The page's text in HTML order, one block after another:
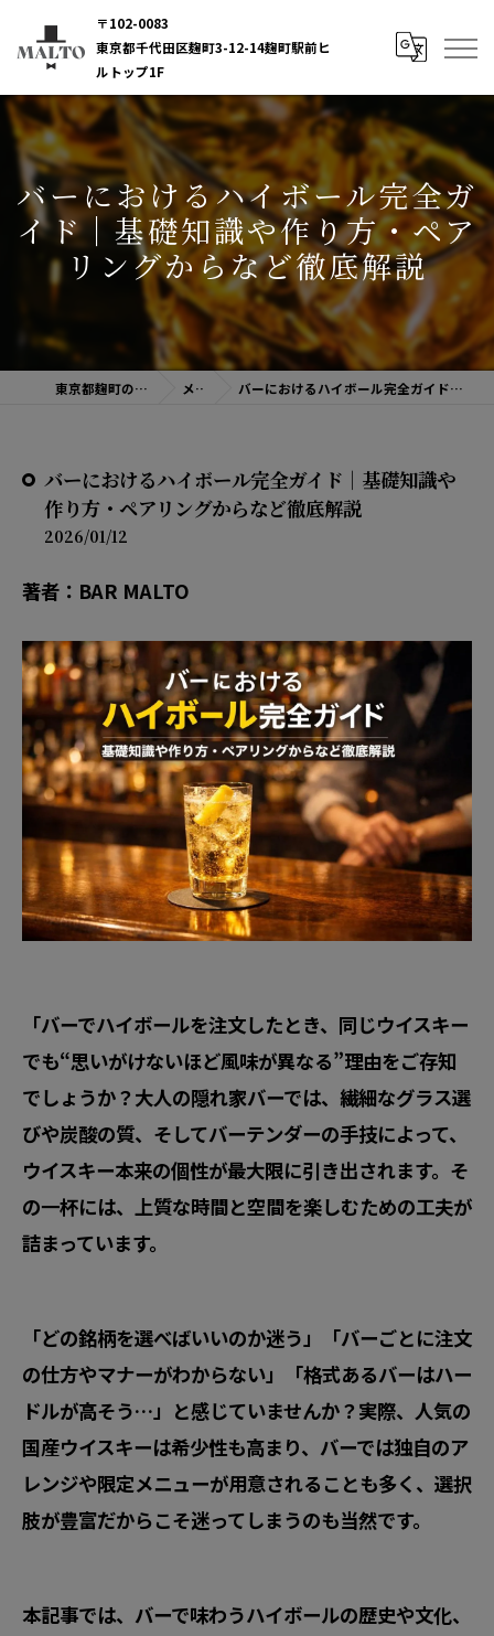
〒102-0083
東京都千代田区麹町3-12-14麹町駅前ヒ
ルトップ1F
バーにおけるハイボール完全ガ
イド｜基礎知識や作り方・ペア
リングからなど徹底解説
東京都麹町のバーならBAR MALTO メディア バーにおけるハイボール完全ガイド｜基礎知識や作り方・ペアリングからなど徹底解説
バーにおけるハイボール完全ガイド｜基礎知識や
作り方・ペアリングからなど徹底解説
2026/01/12
著者：BAR MALTO
「バーでハイボールを注文したとき、同じウイスキー
でも“思いがけないほど風味が異なる”理由をご存知
でしょうか？大人の隠れ家バーでは、繊細なグラス選
びや炭酸の質、そしてバーテンダーの手技によって、
ウイスキー本来の個性が最大限に引き出されます。そ
の一杯には、上質な時間と空間を楽しむための工夫が
詰まっています。
「どの銘柄を選べばいいのか迷う」「バーごとに注文
の仕方やマナーがわからない」「格式あるバーはハー
ドルが高そう…」と感じていませんか？実際、人気の
国産ウイスキーは希少性も高まり、バーでは独自のア
レンジや限定メニューが用意されることも多く、選択
肢が豊富だからこそ迷ってしまうのも当然です。
本記事では、バーで味わうハイボールの歴史や文化、